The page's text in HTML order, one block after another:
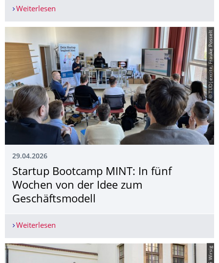
Weiterlesen
© TUD|excite, Frauke Posselt
29.04.2026
Startup Bootcamp MINT: In fünf
Wochen von der Idee zum
Geschäftsmodell
Weiterlesen